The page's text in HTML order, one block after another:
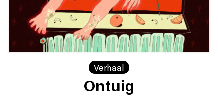
Verhaal
Ontuig